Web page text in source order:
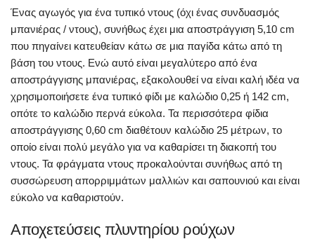
Ένας αγωγός για ένα τυπικό ντους (όχι ένας συνδυασμός
μπανιέρας / ντους), συνήθως έχει μια αποστράγγιση 5,10 cm
που πηγαίνει κατευθείαν κάτω σε μια παγίδα κάτω από τη
βάση του ντους. Ενώ αυτό είναι μεγαλύτερο από ένα
αποστράγγισης μπανιέρας, εξακολουθεί να είναι καλή ιδέα να
χρησιμοποιήσετε ένα τυπικό φίδι με καλώδιο 0,25 ή 142 cm,
οπότε το καλώδιο περνά εύκολα. Τα περισσότερα φίδια
αποστράγγισης 0,60 cm διαθέτουν καλώδιο 25 μέτρων, το
οποίο είναι πολύ μεγάλο για να καθαρίσει τη διακοπή του
ντους. Τα φράγματα ντους προκαλούνται συνήθως από τη
συσσώρευση απορριμμάτων μαλλιών και σαπουνιού και είναι
εύκολο να καθαριστούν.
Αποχετεύσεις πλυντηρίου ρούχων